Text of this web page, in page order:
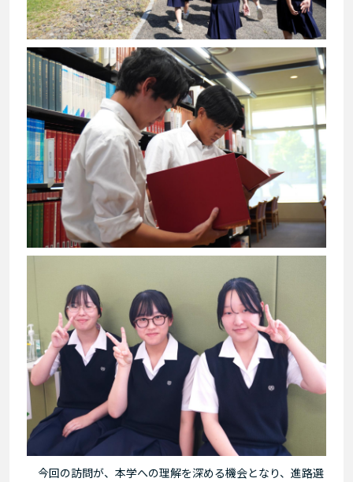
今回の訪問が、本学への理解を深める機会となり、進路選